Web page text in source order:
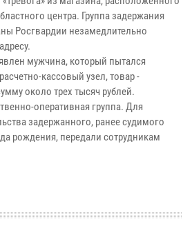
центра. Группа задержания
Росгвардии незамедлительно
мужчина, который пытался
кассовый узел, товар -
около трех тысяч рублей.
оперативная группа. Для
задержанного, ранее судимого
рождения, передали сотрудникам